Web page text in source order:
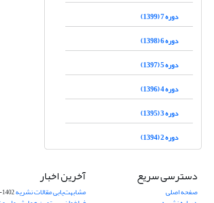
دوره 7 (1399)
دوره 6 (1398)
دوره 5 (1397)
دوره 4 (1396)
دوره 3 (1395)
دوره 2 (1394)
دسترسی سریع
صفحه اصلی
آخرین اخبار
مشابهت‌یابی مقالات نشریه1402-11-01